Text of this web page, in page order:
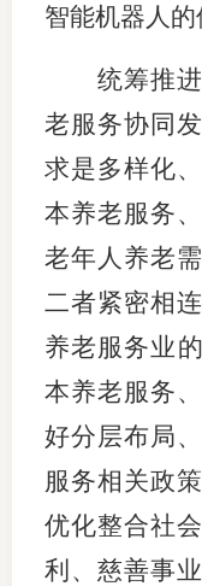
智能机器人的
统筹推进
老服务协同
求是多样化
本养老服务
老年人养老
二者紧密相
养老服务业
本养老服务
好分层布局
服务相关政
优化整合社
利、慈善事